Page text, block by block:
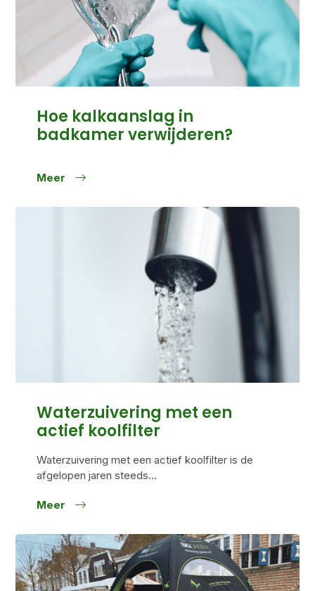
Hoe kalkaanslag in
badkamer verwijderen?
Meer
Waterzuivering met een
actief koolfilter
Waterzuivering met een actief koolfilter is de
afgelopen jaren steeds...
Meer